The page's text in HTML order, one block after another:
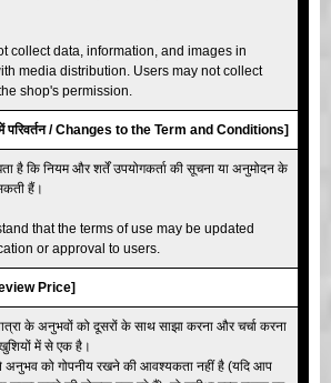
collect data, information, and images in
media distribution. Users may not collect
shop's permission.
में परिवर्तन / Changes to the Term and Conditions]
है कि नियम और शर्तें उपयोगकर्ता की सूचना या अनुमोदन के
हैं।
that the terms of use may be updated
or approval to users.
Price]
के अनुभवों को दूसरों के साथ साझा करना और चर्चा करना
में से एक है।
को गोपनीय रखने की आवश्यकता नहीं है (यदि आप